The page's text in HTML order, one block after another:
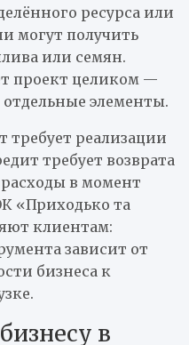
ресурса или
могут получить
или семян.
проект целиком —
элементы.
требует реализации
требует возврата
в момент
«Приходько та
клиентам:
зависит от
бизнеса к
в